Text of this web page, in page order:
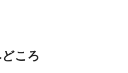
ころ